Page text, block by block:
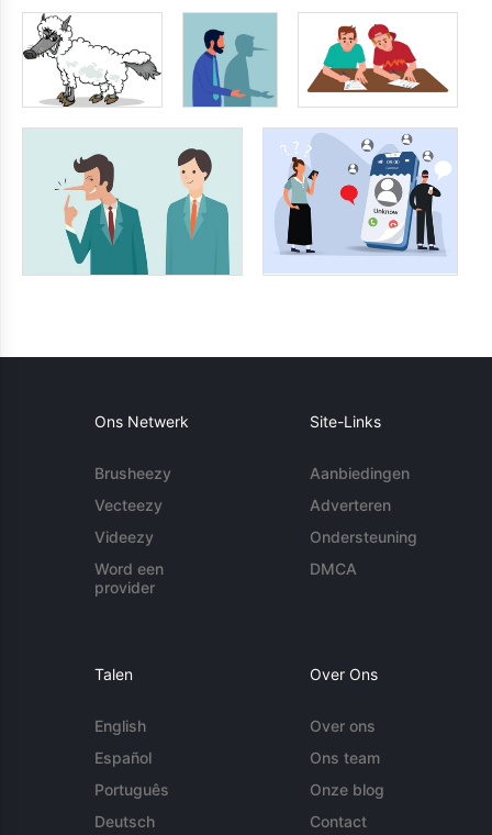
Ons Netwerk
Brusheezy
Vecteezy
Videezy
Word een
provider
Site-Links
Aanbiedingen
Adverteren
Ondersteuning
DMCA
Talen
English
Español
Português
Deutsch
Over Ons
Over ons
Ons team
Onze blog
Contact